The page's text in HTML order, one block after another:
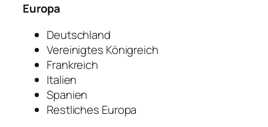
Europa
Deutschland
Vereinigtes Königreich
Frankreich
Italien
Spanien
Restliches Europa